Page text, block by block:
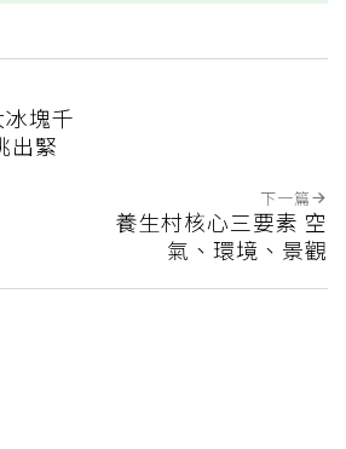
塊千
出緊
下一篇
養生村核心三要素 空
氣、環境、景觀